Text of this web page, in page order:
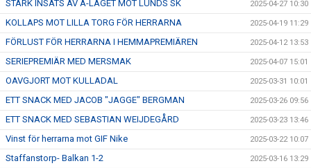
STARK INSATS AV A-LAGET MOT LUNDS SK 2025-04-27 10:30
KOLLAPS MOT LILLA TORG FÖR HERRARNA 2025-04-19 11:29
FÖRLUST FÖR HERRARNA I HEMMAPREMIÄREN 2025-04-12 13:53
SERIEPREMIÄR MED MERSMAK 2025-04-07 15:01
OAVGJORT MOT KULLADAL 2025-03-31 10:01
ETT SNACK MED JACOB "JAGGE" BERGMAN 2025-03-26 09:56
ETT SNACK MED SEBASTIAN WEIJDEGÅRD 2025-03-23 13:46
Vinst för herrarna mot GIF Nike 2025-03-22 10:07
Staffanstorp- Balkan 1-2 2025-03-16 13:29